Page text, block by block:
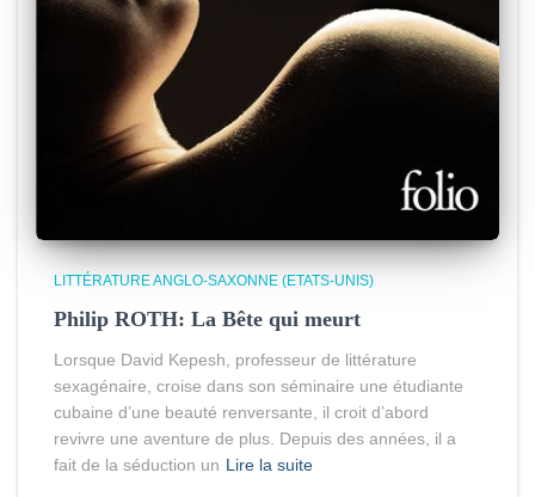
LITTÉRATURE ANGLO-SAXONNE (ETATS-UNIS)
Philip ROTH: La Bête qui meurt
Lorsque David Kepesh, professeur de littérature
sexagénaire, croise dans son séminaire une étudiante
cubaine d’une beauté renversante, il croit d’abord
revivre une aventure de plus. Depuis des années, il a
fait de la séduction un Lire la suite